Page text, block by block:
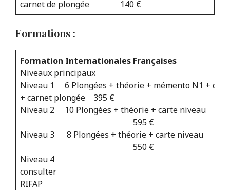
carnet de plongée 140 €
Formations :
Formation Internationales Françaises
Niveaux principaux
Niveau 1 6 Plongées + théorie + mémento N1 +
+ carnet plongée 395 €
Niveau 2 10 Plongées + théorie + carte niveau
595 €
Niveau 3 8 Plongées + théorie + carte niveau
550 €
Niveau 4
consulter
RIFAP